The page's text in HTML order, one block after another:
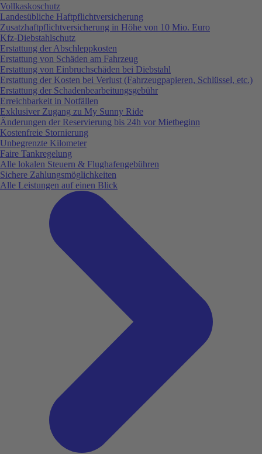
Vollkaskoschutz
Landesübliche Haftpflichtversicherung
Zusatzhaftpflichtversicherung in Höhe von 10 Mio. Euro
Kfz-Diebstahlschutz
Erstattung der Abschleppkosten
Erstattung von Schäden am Fahrzeug
Erstattung von Einbruchschäden bei Diebstahl
Erstattung der Kosten bei Verlust (Fahrzeugpapieren, Schlüssel, etc.)
Erstattung der Schadenbearbeitungsgebühr
Erreichbarkeit in Notfällen
Exklusiver Zugang zu My Sunny Ride
Änderungen der Reservierung bis 24h vor Mietbeginn
Kostenfreie Stornierung
Unbegrenzte Kilometer
Faire Tankregelung
Alle lokalen Steuern & Flughafengebühren
Sichere Zahlungsmöglichkeiten
Alle Leistungen auf einen Blick